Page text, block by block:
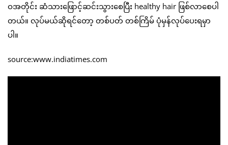
ဝအတိုင်း ဆံသားဖြောင့်ဆင်းသွားစေပြီး healthy hair ဖြစ်လာစေပါ
တယ်။ လုပ်မယ်ဆိုရင်တော့ တစ်ပတ် တစ်ကြိမ် ပုံမှန်လုပ်ပေးရမှာ
ပါ။
source:www.indiatimes.com